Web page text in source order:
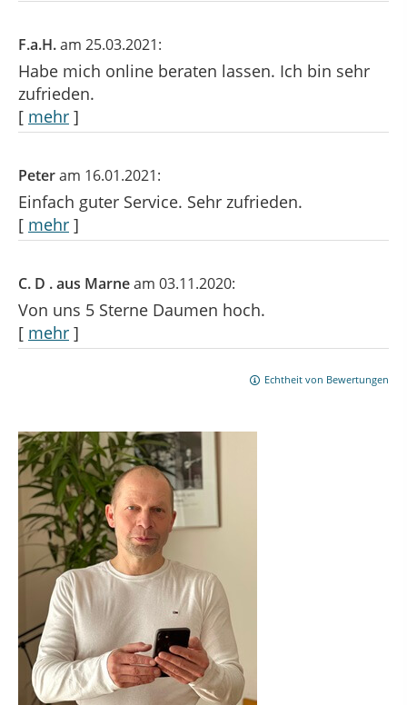
F.a.H.am 25.03.2021:
Habe mich online beraten lassen. Ich bin sehr
zufrieden.
[ mehr ]
Peteram 16.01.2021:
Einfach guter Service. Sehr zufrieden.
[ mehr ]
C. D . aus Marneam 03.11.2020:
Von uns 5 Sterne Daumen hoch.
[ mehr ]
Echtheit von Bewertungen